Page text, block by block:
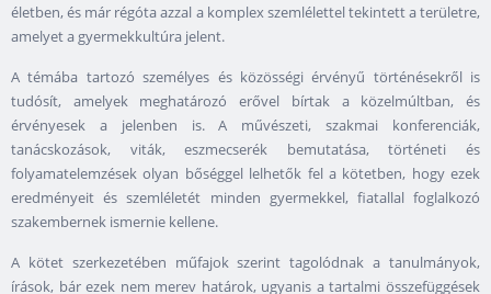
életben, és már régóta azzal a komplex szemlélettel tekintett a területre,
amelyet a gyermekkultúra jelent.
A témába tartozó személyes és közösségi érvényű történésekről is
tudósít, amelyek meghatározó erővel bírtak a közelmúltban, és
érvényesek a jelenben is. A művészeti, szakmai konferenciák,
tanácskozások, viták, eszmecserék bemutatása, történeti és
folyamatelemzések olyan bőséggel lelhetők fel a kötetben, hogy ezek
eredményeit és szemléletét minden gyermekkel, fiatallal foglalkozó
szakembernek ismernie kellene.
A kötet szerkezetében műfajok szerint tagolódnak a tanulmányok,
írások, bár ezek nem merev határok, ugyanis a tartalmi összefüggések